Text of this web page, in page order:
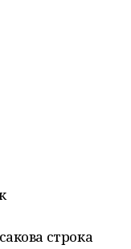
строка